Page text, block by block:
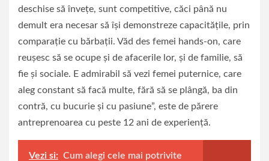
deschise să înveţe, sunt competitive, căci până nu
demult era necesar să îşi demonstreze capacităţile, prin
comparaţie cu bărbaţii. Văd des femei hands-on, care
reuşesc să se ocupe şi de afacerile lor, şi de familie, să
fie şi sociale. E admirabil să vezi femei puternice, care
aleg constant să facă multe, fără să se plângă, ba din
contră, cu bucurie şi cu pasiune”, este de părere
antreprenoarea cu peste 12 ani de experienţă.
Vezi si: Cum alegi cele mai potrivite